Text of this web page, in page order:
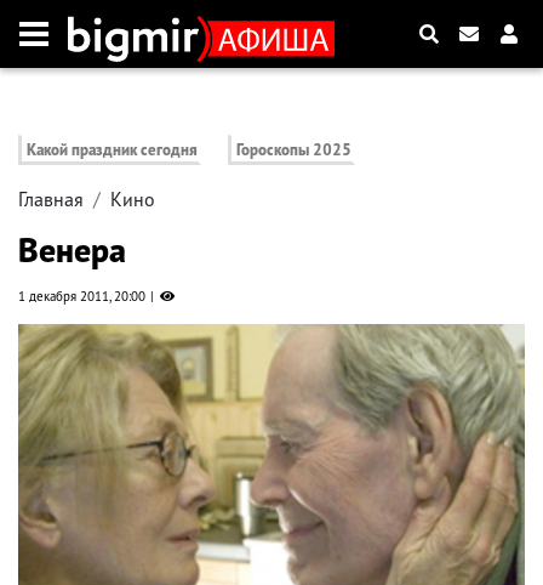
Какой праздник сегодня Гороскопы 2025
Главная Кино
Венера
1 декабря 2011, 20:00